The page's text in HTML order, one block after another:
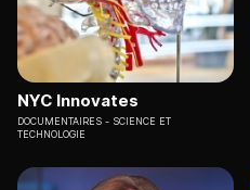
NYC Innovates
DOCUMENTAIRES
SCIENCE ET
TECHNOLOGIE